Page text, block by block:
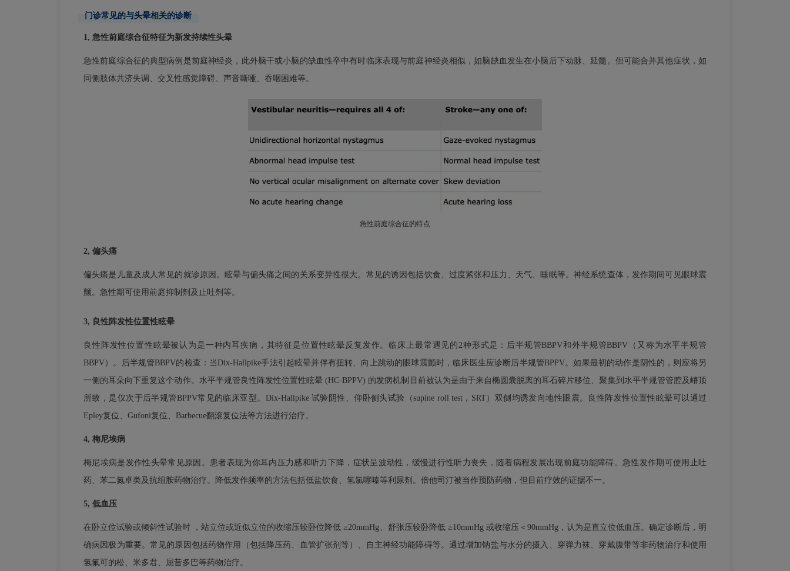
门诊常见的与头晕相关的诊断
1, 急性前庭综合征特征为新发持续性头晕
急性前庭综合征的典型病例是前庭神经炎，此外脑干或小脑的缺血性卒中有时临床表现与前庭神经炎相似，如脑缺血发生在小脑后下动脉、延髓。但可能合并其他症状，如
同侧肢体共济失调、交叉性感觉障碍、声音嘶哑、吞咽困难等。
急性前庭综合征的特点
2, 偏头痛
偏头痛是儿童及成人常见的就诊原因。眩晕与偏头痛之间的关系变异性很大。常见的诱因包括饮食、过度紧张和压力、天气、睡眠等。神经系统查体，发作期间可见眼球震
颤。急性期可使用前庭抑制剂及止吐剂等。
3, 良性阵发性位置性眩晕
良性阵发性位置性眩晕被认为是一种内耳疾病，其特征是位置性眩晕反复发作。临床上最常遇见的2种形式是：后半规管BBPV和外半规管BBPV（又称为水平半规管
BBPV）。后半规管BBPV的检查：当Dix-Hallpike手法引起眩晕并伴有扭转、向上跳动的眼球震颤时，临床医生应诊断后半规管BPPV。如果最初的动作是阴性的，则应将另
一侧的耳朵向下重复这个动作。水平半规管良性阵发性位置性眩晕 (HC-BPPV) 的发病机制目前被认为是由于来自椭圆囊脱离的耳石碎片移位、聚集到水平半规管管腔及嵴顶
所致，是仅次于后半规管BPPV常见的临床亚型。Dix-Hallpike 试验阴性、仰卧侧头试验（supine roll test，SRT）双侧均诱发向地性眼震。良性阵发性位置性眩晕可以通过
Epley复位、Gufoni复位、Barbecue翻滚复位法等方法进行治疗。
4, 梅尼埃病
梅尼埃病是发作性头晕常见原因。患者表现为你耳内压力感和听力下降，症状呈波动性，缓慢进行性听力丧失，随着病程发展出现前庭功能障碍。急性发作期可使用止吐
药、苯二氮卓类及抗组胺药物治疗。降低发作频率的方法包括低盐饮食、氢氯噻嗪等利尿剂。倍他司汀被当作预防药物，但目前疗效的证据不一。
5, 低血压
在卧立位试验或倾斜性试验时 ，站立位或近似立位的收缩压较卧位降低 ≥20mmHg、舒张压较卧降低 ≥10mmHg 或收缩压＜90mmHg，认为是直立位低血压。确定诊断后，明
确病因极为重要。常见的原因包括药物作用（包括降压药、血管扩张剂等）、自主神经功能障碍等。通过增加钠盐与水分的摄入、穿弹力袜、穿戴腹带等非药物治疗和使用
氢氟可的松、米多君、屈昔多巴等药物治疗。